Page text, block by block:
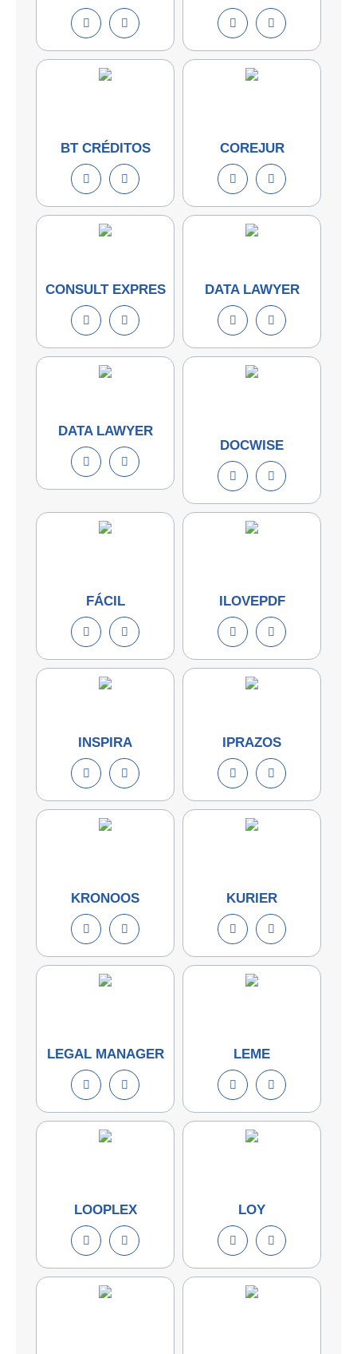
BT CRÉDITOS COREJUR
CONSULT EXPRES DATA LAWYER
DATA LAWYER
DOCWISE
FÁCIL ILOVEPDF
INSPIRA IPRAZOS
KRONOOS KURIER
LEGAL MANAGER LEME
LOOPLEX LOY